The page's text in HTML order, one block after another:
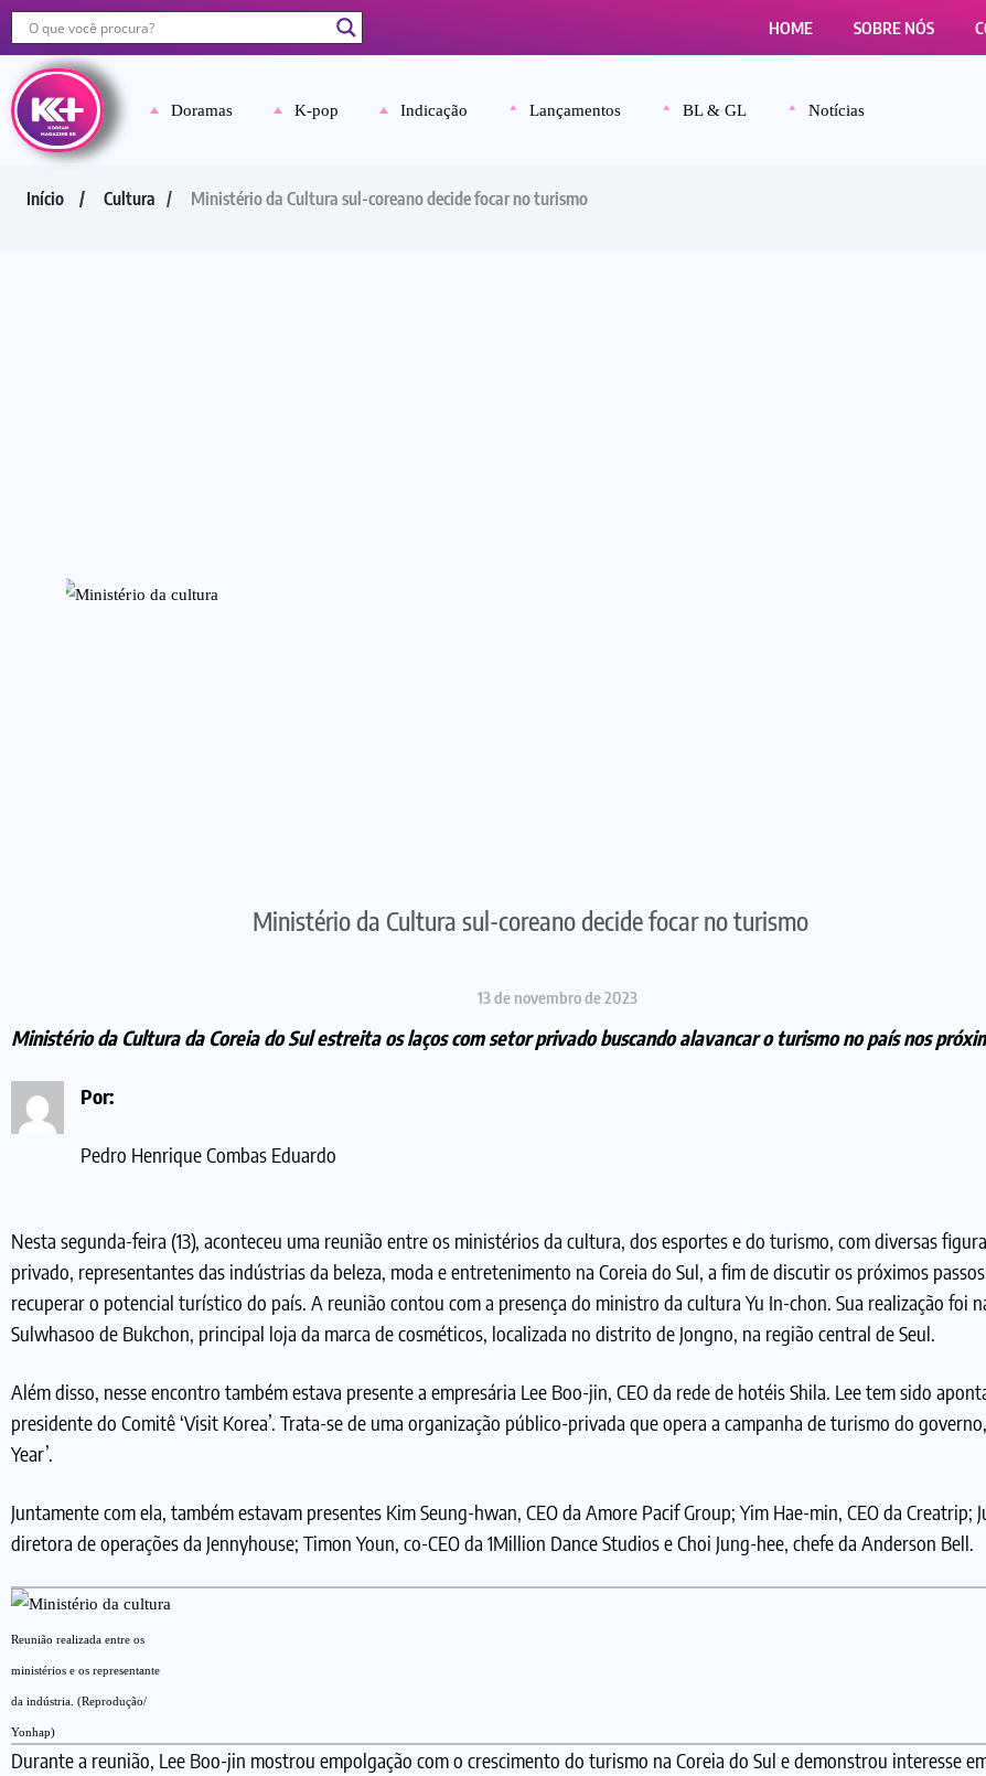
HOME SOBRE NÓS
Doramas K-pop Indicação Lançamentos BL & GL Notícias
Início Cultura Ministério da Cultura sul-coreano decide focar no turismo
Ministério da Cultura sul-coreano decide focar no turismo
13 de novembro de 2023
Ministério da Cultura da Coreia do Sul estreita os laços com setor privado buscando alavancar o turismo no país nos
Por:
Pedro Henrique Combas Eduardo
Nesta segunda-feira (13), aconteceu uma reunião entre os ministérios da cultura, dos esportes e do turismo, com diversas
privado, representantes das indústrias da beleza, moda e entretenimento na Coreia do Sul, a fim de discutir os próximos
recuperar o potencial turístico do país. A reunião contou com a presença do ministro da cultura Yu In-chon. Sua realização foi
Sulwhasoo de Bukchon, principal loja da marca de cosméticos, localizada no distrito de Jongno, na região central de Seul.
Além disso, nesse encontro também estava presente a empresária Lee Boo-jin, CEO da rede de hotéis Shila. Lee tem sido
presidente do Comitê ‘Visit Korea’. Trata-se de uma organização público-privada que opera a campanha de turismo do
Year’.
Juntamente com ela, também estavam presentes Kim Seung-hwan, CEO da Amore Pacif Group; Yim Hae-min, CEO da Creatrip;
diretora de operações da Jennyhouse; Timon Youn, co-CEO da 1Million Dance Studios e Choi Jung-hee, chefe da Anderson Bell.
Reunião realizada entre os
ministérios e os representante
da indústria. (Reprodução/
Yonhap)
Durante a reunião, Lee Boo-jin mostrou empolgação com o crescimento do turismo na Coreia do Sul e demonstrou interesse